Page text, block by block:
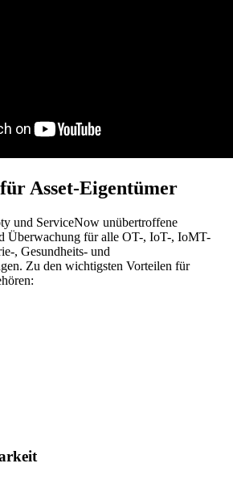
Asset-Eigentümer
und ServiceNow unübertroffene
Überwachung für alle OT-, IoT-, IoMT-
, Gesundheits- und
Zu den wichtigsten Vorteilen für